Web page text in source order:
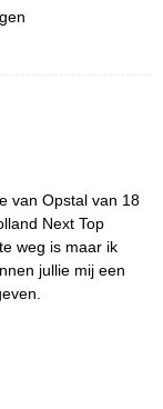
van Opstal van 18
Next Top
weg is maar ik
jullie mij een